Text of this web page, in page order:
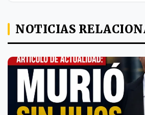
NOTICIAS